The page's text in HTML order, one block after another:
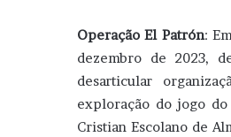
Operação El Patrón:
dezembro de 2023,
desarticular
exploração do jogo
Cristian Escolano de